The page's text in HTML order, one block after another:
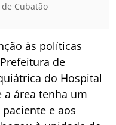
Cubatão
às políticas
de
do Hospital
a área tenha um
e aos